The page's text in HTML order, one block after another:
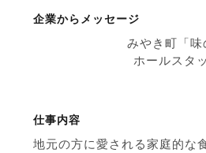
企業からメッセージ
みやき町「味の
ホールスタッフ
仕事内容
地元の方に愛される家庭的な